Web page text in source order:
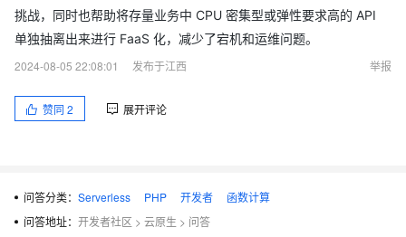
挑战，同时也帮助将存量业务中 CPU 密集型或弹性要求高的 API
单独抽离出来进行 FaaS 化，减少了宕机和运维问题。
2024-08-05 22:08:01
发布于江西 举报
赞同 2 展开评论
问答分类： Serverless PHP 开发者
函数计算
问答地址： 开发者社区 > 云原生 > 问答